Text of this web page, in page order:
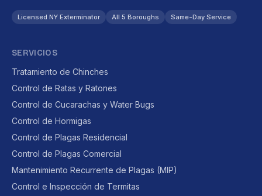
Licensed NY Exterminator All 5 Boroughs Same-Day Service
SERVICIOS
Tratamiento de Chinches
Control de Ratas y Ratones
Control de Cucarachas y Water Bugs
Control de Hormigas
Control de Plagas Residencial
Control de Plagas Comercial
Mantenimiento Recurrente de Plagas (MIP)
Control e Inspección de Termitas